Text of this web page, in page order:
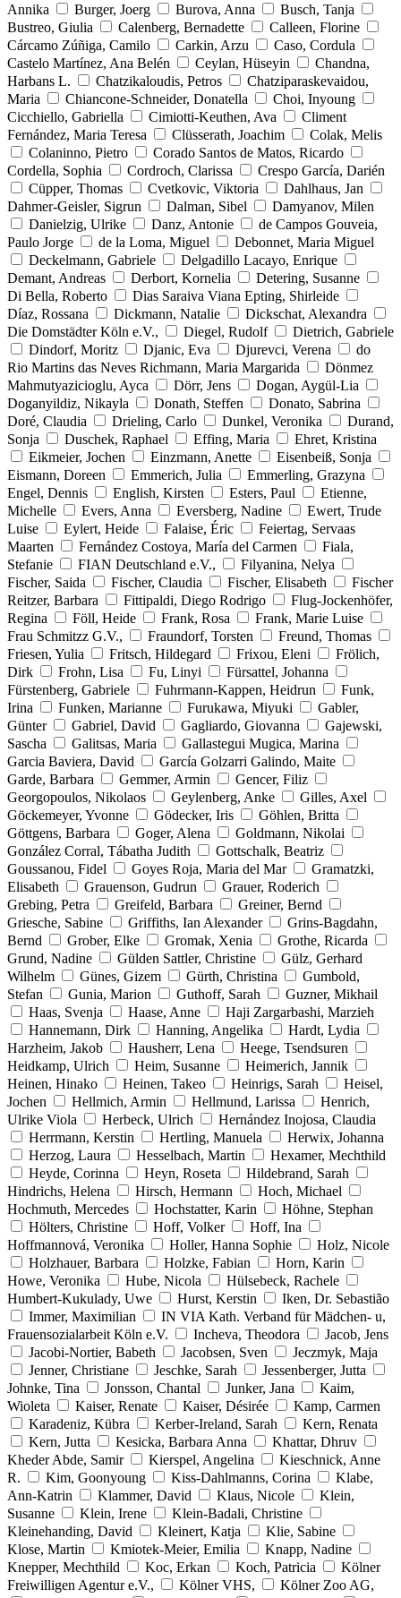
Annika
Burger, Joerg Burova, Anna
Busch, Tanja
Bustreo, Giulia
Calenberg, Bernadette
Calleen, Florine
Cárcamo Zúñiga, Camilo
Carkin, Arzu
Caso, Cordula
Castelo Martínez, Ana Belén
Ceylan, Hüseyin
Chandna,
Harbans L.
Chatzikaloudis, Petros
Chatziparaskevaidou,
Maria
Chiancone-Schneider, Donatella
Choi, Inyoung
Cicchiello, Gabriella
Cimiotti-Keuthen, Ava
Climent
Fernández, Maria Teresa
Clüsserath, Joachim
Colak, Melis
Colaninno, Pietro
Corado Santos de Matos, Ricardo
Cordella, Sophia
Cordroch, Clarissa
Crespo García, Darién
Cüpper, Thomas
Cvetkovic, Viktoria
Dahlhaus, Jan
Dahmer-Geisler, Sigrun
Dalman, Sibel
Damyanov, Milen
Danielzig, Ulrike
Danz, Antonie
de Campos Gouveia,
Paulo Jorge
de la Loma, Miguel
Debonnet, Maria Miguel
Deckelmann, Gabriele
Delgadillo Lacayo, Enrique
Demant, Andreas
Derbort, Kornelia
Detering, Susanne
Di Bella, Roberto
Dias Saraiva Viana Epting, Shirleide
Díaz, Rossana
Dickmann, Natalie
Dickschat, Alexandra
Die Domstädter Köln e.V.,
Diegel, Rudolf
Dietrich, Gabriele
Dindorf, Moritz
Djanic, Eva Djurevci, Verena
do
Rio Martins das Neves Richmann, Maria Margarida
Dönmez
Mahmutyazicioglu, Ayca
Dörr, Jens
Dogan, Aygül-Lia
Doganyildiz, Nikayla
Donath, Steffen
Donato, Sabrina
Doré, Claudia
Drieling, Carlo Dunkel, Veronika
Durand,
Sonja
Duschek, Raphael Effing, Maria
Ehret, Kristina
Eikmeier, Jochen
Einzmann, Anette
Eisenbeiß, Sonja
Eismann, Doreen
Emmerich, Julia
Emmerling, Grazyna
Engel, Dennis
English, Kirsten Esters, Paul
Etienne,
Michelle
Evers, Anna Eversberg, Nadine
Ewert, Trude
Luise
Eylert, Heide Falaise, Éric
Feiertag, Servaas
Maarten
Fernández Costoya, María del Carmen
Fiala,
Stefanie
FIAN Deutschland e.V.,
Filyanina, Nelya
Fischer, Saida
Fischer, Claudia Fischer, Elisabeth
Fischer
Reitzer, Barbara
Fittipaldi, Diego Rodrigo
Flug-Jockenhöfer,
Regina
Föll, Heide Frank, Rosa
Frank, Marie Luise
Frau Schmitzz G.V.,
Fraundorf, Torsten
Freund, Thomas
Friesen, Yulia
Fritsch, Hildegard Frixou, Eleni
Frölich,
Dirk
Frohn, Lisa Fu, Linyi
Fürsattel, Johanna
Fürstenberg, Gabriele
Fuhrmann-Kappen, Heidrun
Funk,
Irina
Funken, Marianne Furukawa, Miyuki
Gabler,
Günter
Gabriel, David Gagliardo, Giovanna
Gajewski,
Sascha
Galitsas, Maria
Gallastegui Mugica, Marina
Garcia Baviera, David
García Golzarri Galindo, Maite
Garde, Barbara
Gemmer, Armin
Gencer, Filiz
Georgopoulos, Nikolaos
Geylenberg, Anke
Gilles, Axel
Göckemeyer, Yvonne
Gödecker, Iris
Göhlen, Britta
Göttgens, Barbara
Goger, Alena
Goldmann, Nikolai
González Corral, Tábatha Judith
Gottschalk, Beatriz
Goussanou, Fidel
Goyes Roja, Maria del Mar
Gramatzki,
Elisabeth
Grauenson, Gudrun
Grauer, Roderich
Grebing, Petra
Greifeld, Barbara
Greiner, Bernd
Griesche, Sabine
Griffiths, Ian Alexander
Grins-Bagdahn,
Bernd
Grober, Elke Gromak, Xenia
Grothe, Ricarda
Grund, Nadine
Gülden Sattler, Christine
Gülz, Gerhard
Wilhelm
Günes, Gizem Gürth, Christina
Gumbold,
Stefan
Gunia, Marion Guthoff, Sarah
Guzner, Mikhail
Haas, Svenja
Haase, Anne
Haji Zargarbashi, Marzieh
Hannemann, Dirk
Hanning, Angelika
Hardt, Lydia
Harzheim, Jakob
Hausherr, Lena
Heege, Tsendsuren
Heidkamp, Ulrich
Heim, Susanne
Heimerich, Jannik
Heinen, Hinako
Heinen, Takeo Heinrigs, Sarah
Heisel,
Jochen
Hellmich, Armin Hellmund, Larissa
Henrich,
Ulrike Viola
Herbeck, Ulrich
Hernández Inojosa, Claudia
Herrmann, Kerstin
Hertling, Manuela
Herwix, Johanna
Herzog, Laura
Hesselbach, Martin
Hexamer, Mechthild
Heyde, Corinna
Heyn, Roseta
Hildebrand, Sarah
Hindrichs, Helena
Hirsch, Hermann
Hoch, Michael
Hochmuth, Mercedes
Hochstatter, Karin
Höhne, Stephan
Hölters, Christine
Hoff, Volker
Hoff, Ina
Hoffmannová, Veronika
Holler, Hanna Sophie
Holz, Nicole
Holzhauer, Barbara
Holzke, Fabian
Horn, Karin
Howe, Veronika
Hube, Nicola
Hülsebeck, Rachele
Humbert-Kukulady, Uwe
Hurst, Kerstin
Iken, Dr. Sebastião
Immer, Maximilian
IN VIA Kath. Verband für Mädchen- u,
Frauensozialarbeit Köln e.V.
Incheva, Theodora
Jacob, Jens
Jacobi-Nortier, Babeth
Jacobsen, Sven
Jeczmyk, Maja
Jenner, Christiane
Jeschke, Sarah
Jessenberger, Jutta
Johnke, Tina
Jonsson, Chantal Junker, Jana
Kaim,
Wioleta
Kaiser, Renate Kaiser, Désirée
Kamp, Carmen
Karadeniz, Kübra
Kerber-Ireland, Sarah
Kern, Renata
Kern, Jutta
Kesicka, Barbara Anna
Khattar, Dhruv
Kheder Abde, Samir
Kierspel, Angelina
Kieschnick, Anne
R.
Kim, Goonyoung Kiss-Dahlmanns, Corina
Klabe,
Ann-Katrin
Klammer, David Klaus, Nicole
Klein,
Susanne
Klein, Irene
Klein-Badali, Christine
Kleinehanding, David
Kleinert, Katja
Klie, Sabine
Klose, Martin
Kmiotek-Meier, Emilia
Knapp, Nadine
Knepper, Mechthild
Koc, Erkan Koch, Patricia
Kölner
Freiwilligen Agentur e.V.,
Kölner VHS,
Kölner Zoo AG,